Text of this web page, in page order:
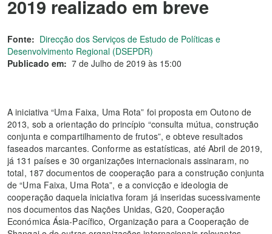
2019 realizado em breve
Fonte: Direcção dos Serviços de Estudo de Políticas e
Desenvolvimento Regional (DSEPDR)
Publicado em: 7 de Julho de 2019 às 15:00
A iniciativa “Uma Faixa, Uma Rota” foi proposta em Outono de
2013, sob a orientação do princípio “consulta mútua, construção
conjunta e compartilhamento de frutos”, e obteve resultados
faseados marcantes. Conforme as estatísticas, até Abril de 2019,
já 131 países e 30 organizações internacionais assinaram, no
total, 187 documentos de cooperação para a construção conjunta
de “Uma Faixa, Uma Rota”, e a convicção e ideologia de
cooperação daquela iniciativa foram já inseridas sucessivamente
nos documentos das Nações Unidas, G20, Cooperação
Económica Ásia-Pacífico, Organização para a Cooperação de